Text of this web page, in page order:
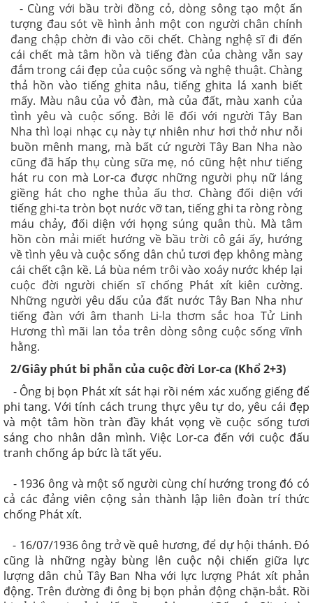
- Cùng với bầu trời đồng cỏ, dòng sông tạo một ấn
tượng đau sót về hình ảnh một con người chân chính
đang chập chờn đi vào cõi chết. Chàng nghệ sĩ đi đến
cái chết mà tâm hồn và tiếng đàn của chàng vẫn say
đắm trong cái đẹp của cuộc sống và nghệ thuật. Chàng
thả hồn vào tiếng ghita nâu, tiếng ghita lá xanh biết
mấy. Màu nâu của vỏ đàn, mà của đất, màu xanh của
tình yêu và cuộc sống. Bởi lẽ đối với người Tây Ban
Nha thì loại nhạc cụ này tự nhiên như hơi thở như nỗi
buồn mênh mang, mà bất cứ người Tây Ban Nha nào
cũng đã hấp thụ cùng sữa mẹ, nó cũng hệt như tiếng
hát ru con mà Lor-ca được những người phụ nữ láng
giềng hát cho nghe thủa ấu thơ. Chàng đối diện với
tiếng ghi-ta tròn bọt nước vỡ tan, tiếng ghi ta ròng ròng
máu chảy, đối diện với họng súng quân thù. Mà tâm
hồn còn mải miết hướng về bầu trời cô gái ấy, hướng
về tình yêu và cuộc sống dân chủ tươi đẹp không màng
cái chết cận kề. Lá bùa ném trôi vào xoáy nước khép lại
cuộc đời người chiến sĩ chống Phát xít kiên cường.
Những người yêu dấu của đất nước Tây Ban Nha như
tiếng đàn với âm thanh Li-la thơm sắc hoa Tử Linh
Hương thì mãi lan tỏa trên dòng sông cuộc sống vĩnh
hằng.
2/Giây phút bi phẫn của cuộc đời Lor-ca (Khổ 2+3)
- Ông bị bọn Phát xít sát hại rồi ném xác xuống giếng để
phi tang. Với tính cách trung thực yêu tự do, yêu cái đẹp
và một tâm hồn tràn đầy khát vọng về cuộc sống tươi
sáng cho nhân dân mình. Việc Lor-ca đến với cuộc đấu
tranh chống áp bức là tất yếu.
- 1936 ông và một số người cùng chí hướng trong đó có
cả các đảng viên cộng sản thành lập liên đoàn trí thức
chống Phát xít.
- 16/07/1936 ông trở về quê hương, để dự hội thánh. Đó
cũng là những ngày bùng lên cuộc nội chiến giữa lực
lượng dân chủ Tây Ban Nha với lực lượng Phát xít phản
động. Trên đường đi ông bị bọn phản động chặn-bắt. Rồi